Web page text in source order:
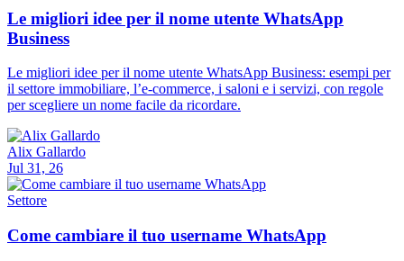
Le migliori idee per il nome utente WhatsApp
Business
Le migliori idee per il nome utente WhatsApp Business: esempi per
il settore immobiliare, l’e-commerce, i saloni e i servizi, con regole
per scegliere un nome facile da ricordare.
Alix Gallardo
Jul 31, 26
Settore
Come cambiare il tuo username WhatsApp